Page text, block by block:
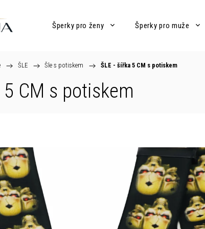
Šperky pro ženy Šperky pro muže
/ ŠLE / Šle s potiskem / ŠLE - šířka 5 CM s potiskem
5 CM s potiskem